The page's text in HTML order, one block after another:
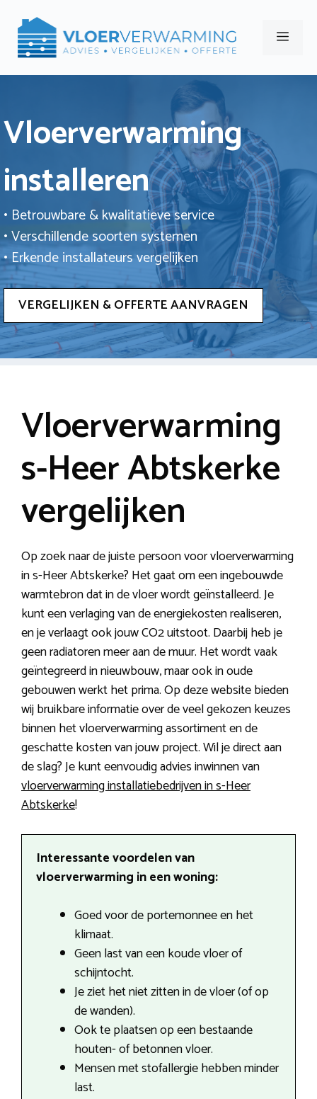
naar
Menu
Vloerverwarming
installeren
• Betrouwbare & kwalitatieve service
• Verschillende soorten systemen
• Erkende installateurs vergelijken
VERGELIJKEN & OFFERTE AANVRAGEN
Vloerverwarming
s-Heer Abtskerke
vergelijken
Op zoek naar de juiste persoon voor vloerverwarming
in s-Heer Abtskerke? Het gaat om een ingebouwde
warmtebron dat in de vloer wordt geïnstalleerd. Je
kunt een verlaging van de energiekosten realiseren,
en je verlaagt ook jouw CO2 uitstoot. Daarbij heb je
geen radiatoren meer aan de muur. Het wordt vaak
geïntegreerd in nieuwbouw, maar ook in oude
gebouwen werkt het prima. Op deze website bieden
wij bruikbare informatie over de veel gekozen keuzes
binnen het vloerverwarming assortiment en de
geschatte kosten van jouw project. Wil je direct aan
de slag? Je kunt eenvoudig advies inwinnen van
vloerverwarming installatiebedrijven in s-Heer
Abtskerke!
Interessante voordelen van
vloerverwarming in een woning:
Goed voor de portemonnee en het
klimaat.
Geen last van een koude vloer of
schijntocht.
Je ziet het niet zitten in de vloer (of op
de wanden).
Ook te plaatsen op een bestaande
houten- of betonnen vloer.
Mensen met stofallergie hebben minder
last.